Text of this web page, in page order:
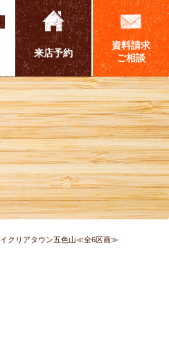
来店予約
資料請求
ご相談
イクリアタウン五色山≪全6区画≫